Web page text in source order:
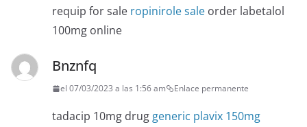
requip for sale ropinirole sale order labetalol
100mg online
Bnznfq
el 07/03/2023 a las 1:56 am Enlace permanente
tadacip 10mg drug generic plavix 150mg